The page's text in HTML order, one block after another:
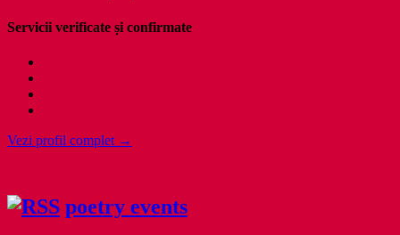
Servicii verificate și confirmate
Vezi profil complet →
poetry events